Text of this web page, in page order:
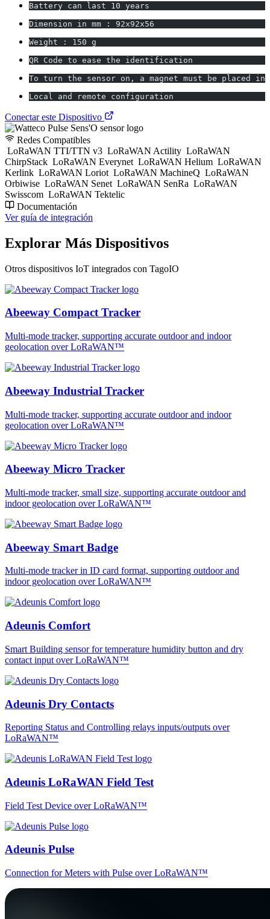
Battery can last 10 years
Dimension in mm : 92x92x56
Weight : 150 g
QR Code to ease the identification
To turn the sensor on, a magnet must be placed
Local and remote configuration
Conectar este Dispositivo
Redes Compatibles
LoRaWAN TTI/TTN v3 LoRaWAN Actility LoRaWAN
ChirpStack LoRaWAN Everynet LoRaWAN Helium LoRaWAN
Kerlink LoRaWAN Loriot LoRaWAN MachineQ LoRaWAN
Orbiwise LoRaWAN Senet LoRaWAN SenRa LoRaWAN
Swisscom LoRaWAN Tektelic
Documentación
Ver guía de integración
Explorar Más Dispositivos
Otros dispositivos IoT integrados con TagoIO
Abeeway Compact Tracker
Multi-mode tracker, supporting accurate outdoor and indoor
geolocation over LoRaWAN™
Abeeway Industrial Tracker
Multi-mode tracker, supporting accurate outdoor and indoor
geolocation over LoRaWAN™
Abeeway Micro Tracker
Multi-mode tracker, small size, supporting accurate outdoor and
indoor geolocation over LoRaWAN™
Abeeway Smart Badge
Multi-mode tracker in ID card format, supporting outdoor and
indoor geolocation over LoRaWAN™
Adeunis Comfort
Smart Building sensor for temperature humidity button and dry
contact input over LoRaWAN™
Adeunis Dry Contacts
Reporting Status and Controlling relays inputs/outputs over
LoRaWAN™
Adeunis LoRaWAN Field Test
Field Test Device over LoRaWAN™
Adeunis Pulse
Connection for Meters with Pulse over LoRaWAN™